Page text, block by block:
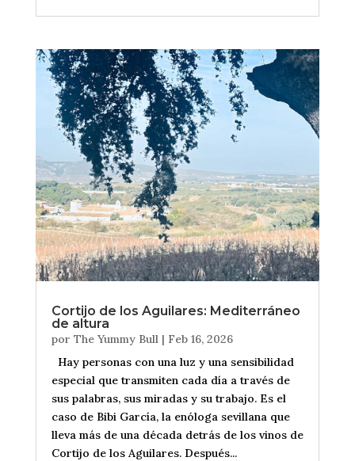
Cortijo de los Aguilares: Mediterráneo
de altura
por The Yummy Bull| Feb 16, 2026
Hay personas con una luz y una sensibilidad
especial que transmiten cada día a través de
sus palabras, sus miradas y su trabajo. Es el
caso de Bibi García, la enóloga sevillana que
lleva más de una década detrás de los vinos de
Cortijo de los Aguilares. Después...